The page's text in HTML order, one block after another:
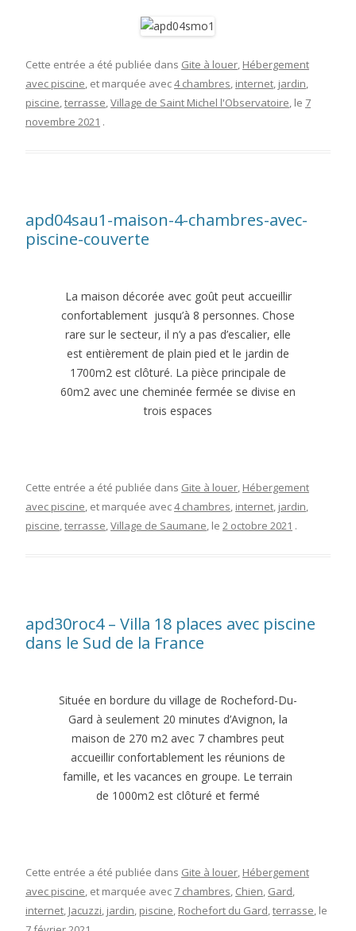
Cette entrée a été publiée dans Gite à louer, Hébergement
avec piscine, et marquée avec4 chambres, internet, jardin,
piscine,terrasse,Village de Saint Michel l'Observatoire, le 7
novembre 2021 .
apd04sau1-maison-4-chambres-avec-
piscine-couverte
La maison décorée avec goût peut accueillir
confortablement jusqu’à 8 personnes. Chose
rare sur le secteur, il n’y a pas d’escalier, elle
est entièrement de plain pied et le jardin de
1700m2 est clôturé. La pièce principale de
60m2 avec une cheminée fermée se divise en
trois espaces
Cette entrée a été publiée dans Gite à louer, Hébergement
avec piscine, et marquée avec4 chambres, internet, jardin,
piscine,terrasse,Village de Saumane, le 2 octobre 2021 .
apd30roc4 – Villa 18 places avec piscine
dans le Sud de la France
Située en bordure du village de Rocheford-Du-
Gard à seulement 20 minutes d’Avignon, la
maison de 270 m2 avec 7 chambres peut
accueillir confortablement les réunions de
famille, et les vacances en groupe. Le terrain
de 1000m2 est clôturé et fermé
Cette entrée a été publiée dans Gite à louer, Hébergement
avec piscine, et marquée avec 7 chambres, Chien, Gard,
internet, Jacuzzi, jardin, piscine, Rochefort du Gard,terrasse, le